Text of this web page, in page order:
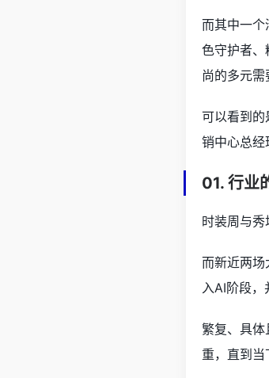
而其中一个
色守护者、
尚的多元需
可以看到
销中心总经
01. 行业
时装周与秀
而新近两
入AI阶段，
繁复、具
重，直到当